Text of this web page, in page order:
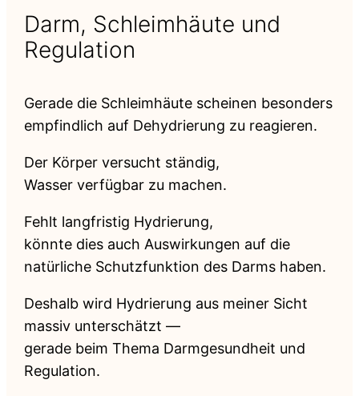
Darm, Schleimhäute und
Regulation
Gerade die Schleimhäute scheinen besonders
empfindlich auf Dehydrierung zu reagieren.
Der Körper versucht ständig,
Wasser verfügbar zu machen.
Fehlt langfristig Hydrierung,
könnte dies auch Auswirkungen auf die
natürliche Schutzfunktion des Darms haben.
Deshalb wird Hydrierung aus meiner Sicht
massiv unterschätzt —
gerade beim Thema Darmgesundheit und
Regulation.